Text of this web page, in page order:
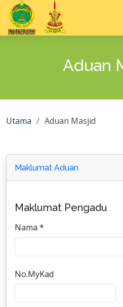
Aduan
Utama Aduan Masjid
Maklumat Aduan
Maklumat Pengadu
Nama *
No.MyKad